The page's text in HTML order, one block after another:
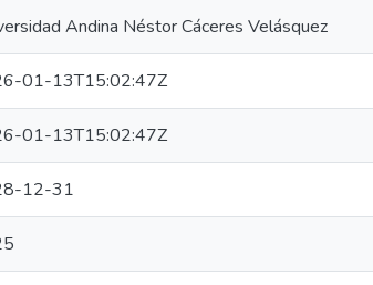
Andina Néstor Cáceres Velásquez
01-13T15:02:47Z
01-13T15:02:47Z
12-31